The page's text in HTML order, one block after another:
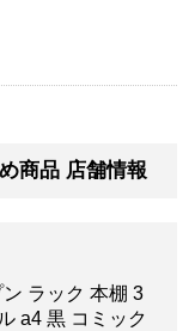
商品 店舗情報
ラック 本棚 3
a4 黒 コミック